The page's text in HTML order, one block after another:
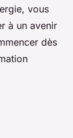
vous
à un avenir
dès